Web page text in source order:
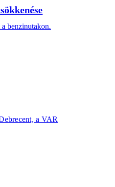
a benzinutakon.
a VAR